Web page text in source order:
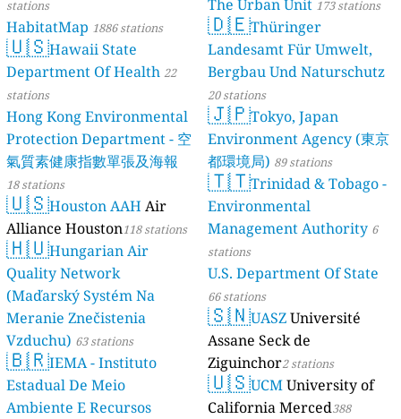
stations
HabitatMap 1886 stations
🇺🇸Hawaii State
Department Of Health 22
stations
Hong Kong Environmental
Protection Department - 空
氣質素健康指數單張及海報
18 stations
🇺🇸Houston AAH Air
Alliance Houston118 stations
🇭🇺Hungarian Air
Quality Network
(Maďarský Systém Na
Meranie Znečistenia
Vzduchu) 63 stations
🇧🇷IEMA - Instituto
Estadual De Meio
Ambiente E Recursos
The Urban Unit 173 stations
🇩🇪Thüringer
Landesamt Für Umwelt,
Bergbau Und Naturschutz
20 stations
🇯🇵Tokyo, Japan
Environment Agency (東京
都環境局) 89 stations
🇹🇹Trinidad & Tobago -
Environmental
Management Authority 6
stations
U.S. Department Of State
66 stations
🇸🇳UASZUniversité
Assane Seck de
Ziguinchor2 stations
🇺🇸UCMUniversity of
California Merced388